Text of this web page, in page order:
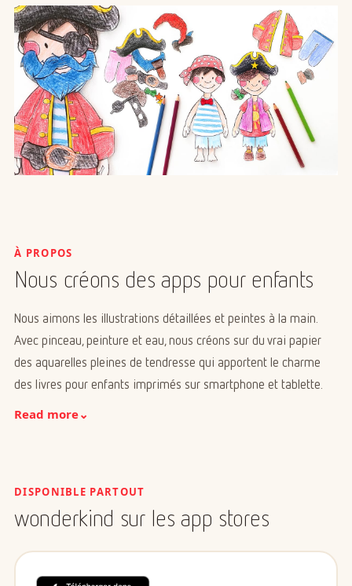
À PROPOS
Nous créons des apps pour enfants
Nous aimons les illustrations détaillées et peintes à la main.
Avec pinceau, peinture et eau, nous créons sur du vrai papier
des aquarelles pleines de tendresse qui apportent le charme
des livres pour enfants imprimés sur smartphone et tablette.
Read more⌄
DISPONIBLE PARTOUT
wonderkind sur les app stores